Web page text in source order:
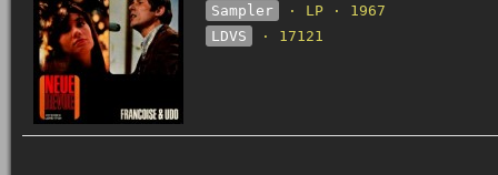
Sampler
· LP · 1967
LDVS
· 17121